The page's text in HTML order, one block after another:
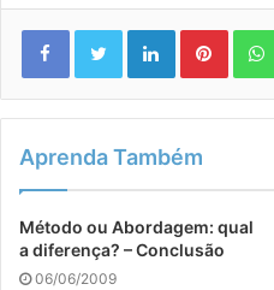
Linkedin
Aprenda Também
Método ou Abordagem: qual
a diferença? – Conclusão
06/06/2009